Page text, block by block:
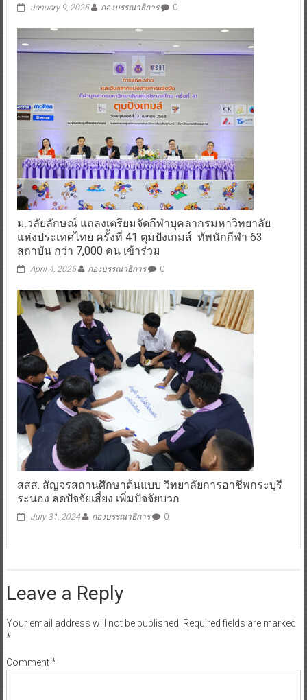
January 9, 2025 กองบรรณาธิการ 0
ม.วลัยลักษณ์ แถลงเตรียมจัดกีฬาบุคลากรมหาวิทยาลัย
แห่งประเทศไทย ครั้งที่ 41 ตุมปังเกมส์ ทัพนักกีฬา 63
สถาบัน กว่า 7,000 คน เข้าร่วม
April 4, 2025 กองบรรณาธิการ 0
สสส. สัญจรสถานศึกษาต้นแบบ วิทยาลัยการอาชีพกระบุรี
ระนอง ลดปัจจัยเสี่ยง เพิ่มปัจจัยบวก
July 31, 2024 กองบรรณาธิการ 0
Leave a Reply
Your email address will not be published. Required fields are marked
*
Comment*